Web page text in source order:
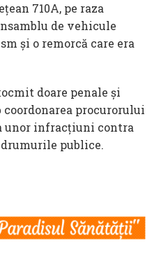
710A, pe raza
de vehicule
și o remorcă care era
doare penale și
coordonarea procurorului
unor infracțiuni contra
publice.